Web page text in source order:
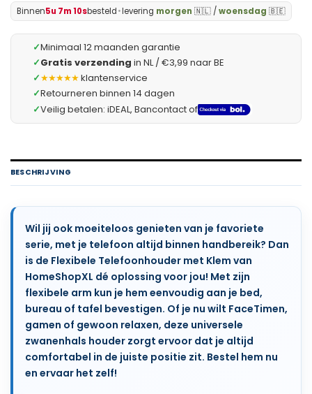
Binnen5u 7m 9sbesteld•leveringmorgen🇳🇱 /woensdag🇧🇪
✓Minimaal 12 maanden garantie
✓Gratis verzending in NL / €3,99 naar BE
✓★★★★★klantenservice
✓Retourneren binnen 14 dagen
✓Veilig betalen: iDEAL, Bancontact of
BESCHRIJVING
Wil jij ook moeiteloos genieten van je favoriete
serie, met je telefoon altijd binnen handbereik? Dan
is de Flexibele Telefoonhouder met Klem van
HomeShopXL dé oplossing voor jou! Met zijn
flexibele arm kun je hem eenvoudig aan je bed,
bureau of tafel bevestigen. Of je nu wilt FaceTimen,
gamen of gewoon relaxen, deze universele
zwanenhals houder zorgt ervoor dat je altijd
comfortabel in de juiste positie zit. Bestel hem nu
en ervaar het zelf!